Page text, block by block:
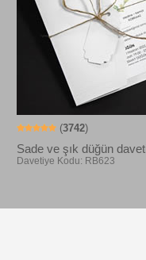
(3742)
Sade ve şık düğün